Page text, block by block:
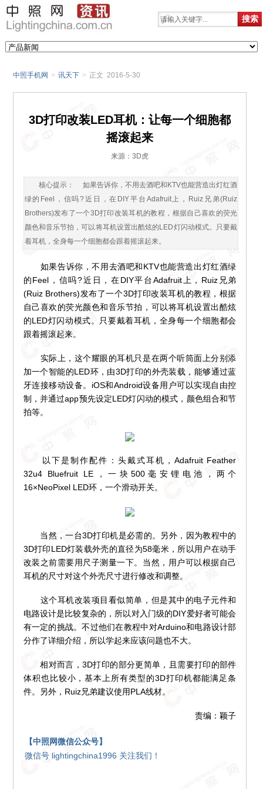
中照手机网 > 讯天下 > 正文 2016-5-30
3D打印改装LED耳机：让每一个细胞都
摇滚起来
来源：3D虎
核心提示： 如果告诉你，不用去酒吧和KTV也能营造出灯红酒
绿的Feel，信吗?近日，在DIY平台Adafruit上，Ruiz兄弟(Ruiz
Brothers)发布了一个3D打印改装耳机的教程，根据自己喜欢的荧光
颜色和音乐节拍，可以将耳机设置出酷炫的LED灯闪动模式。只要戴
着耳机，全身每一个细胞都会跟着摇滚起来。
如果告诉你，不用去酒吧和KTV也能营造出灯红酒绿
的Feel，信吗?近日，在DIY平台Adafruit上，Ruiz兄弟
(Ruiz Brothers)发布了一个3D打印改装耳机的教程，根据
自己喜欢的荧光颜色和音乐节拍，可以将耳机设置出酷炫
的LED灯闪动模式。只要戴着耳机，全身每一个细胞都会
跟着摇滚起来。
实际上，这个耀眼的耳机只是在两个听筒面上分别添
加一个智能的LED环，由3D打印的外壳装载，能够通过蓝
牙连接移动设备。iOS和Android设备用户可以实现自由控
制，并通过app预先设定LED灯闪动的模式，颜色组合和节
拍等。
以下是制作配件：头戴式耳机，Adafruit Feather
32u4 Bluefruit LE，一块500毫安锂电池，两个
16×NeoPixel LED环，一个滑动开关。
当然，一台3D打印机是必需的。另外，因为教程中的
3D打印LED灯装载外壳的直径为58毫米，所以用户在动手
改装之前需要用尺子测量一下。当然，用户可以根据自己
耳机的尺寸对这个外壳尺寸进行修改和调整。
这个耳机改装项目看似简单，但是其中的电子元件和
电路设计是比较复杂的，所以对入门级的DIY爱好者可能会
有一定的挑战。不过他们在教程中对Arduino和电路设计部
分作了详细介绍，所以学起来应该问题也不大。
相对而言，3D打印的部分更简单，且需要打印的部件
体积也比较小，基本上所有类型的3D打印机都能满足条
件。另外，Ruiz兄弟建议使用PLA线材。
责编：颖子
【中照网微信公众号】
微信号 lightingchina1996 关注我们！